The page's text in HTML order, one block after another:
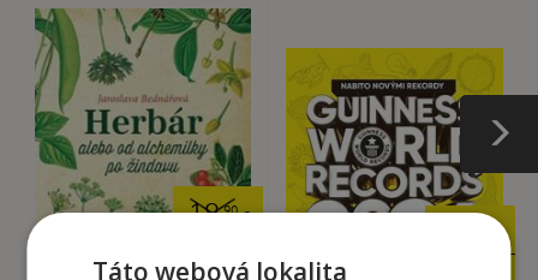
19,90€
Táto webová lokalita